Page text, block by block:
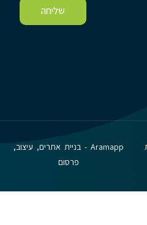
שליחה
Aramapp - בניית אתרים, עיצוב,
פרסום